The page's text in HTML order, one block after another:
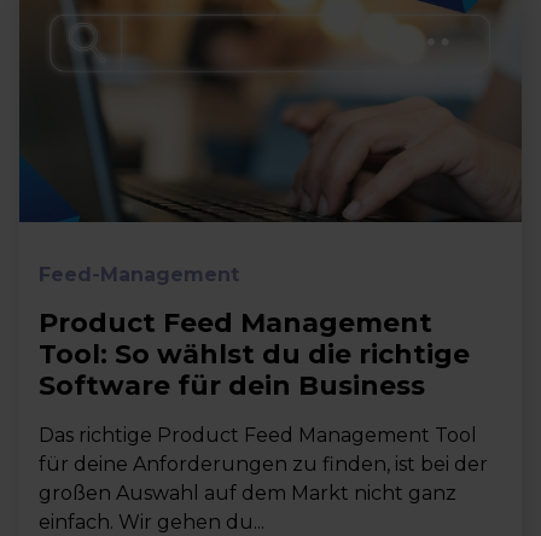
Feed-Management
Product Feed Management
Tool: So wählst du die richtige
Software für dein Business
Das richtige Product Feed Management Tool
für deine Anforderungen zu finden, ist bei der
großen Auswahl auf dem Markt nicht ganz
einfach. Wir gehen du...